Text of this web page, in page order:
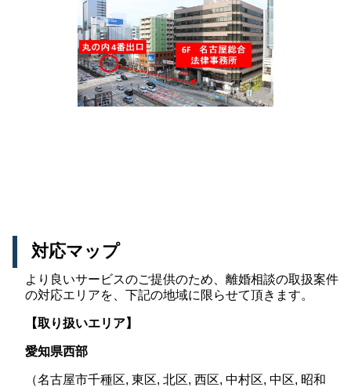
対応マップ
より良いサービスのご提供のため、離婚相談の取扱案件
の対応エリアを、下記の地域に限らせて頂きます。
【取り扱いエリア】
愛知県西部
（名古屋市千種区, 東区, 北区, 西区, 中村区, 中区, 昭和